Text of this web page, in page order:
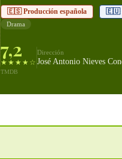
🇪🇸 Producción española 🇪🇺
Drama
7,2
★★★★☆
TMDB
Dirección
José Antonio Nieves